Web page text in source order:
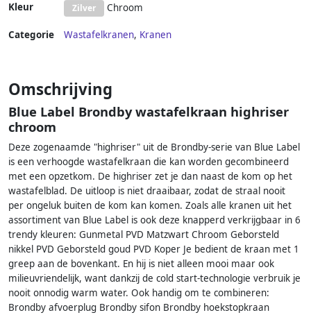
Kleur Zilver Chroom
Categorie Wastafelkranen, Kranen
Omschrijving
Blue Label Brondby wastafelkraan highriser
chroom
Deze zogenaamde "highriser" uit de Brondby-serie van Blue Label
is een verhoogde wastafelkraan die kan worden gecombineerd
met een opzetkom. De highriser zet je dan naast de kom op het
wastafelblad. De uitloop is niet draaibaar, zodat de straal nooit
per ongeluk buiten de kom kan komen. Zoals alle kranen uit het
assortiment van Blue Label is ook deze knapperd verkrijgbaar in 6
trendy kleuren: Gunmetal PVD Matzwart Chroom Geborsteld
nikkel PVD Geborsteld goud PVD Koper Je bedient de kraan met 1
greep aan de bovenkant. En hij is niet alleen mooi maar ook
milieuvriendelijk, want dankzij de cold start-technologie verbruik je
nooit onnodig warm water. Ook handig om te combineren:
Brondby afvoerplug Brondby sifon Brondby hoekstopkraan